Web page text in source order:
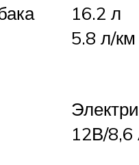
16.2 л
5.8 л/км
12В/